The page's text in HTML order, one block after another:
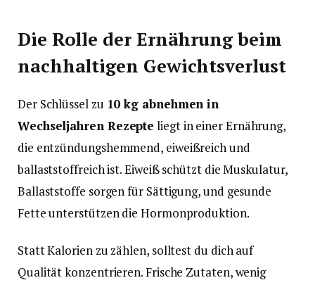
Die Rolle der Ernährung beim
nachhaltigen Gewichtsverlust
Der Schlüssel zu 10 kg abnehmen in
Wechseljahren Rezepte liegt in einer Ernährung,
die entzündungshemmend, eiweißreich und
ballaststoffreich ist. Eiweiß schützt die Muskulatur,
Ballaststoffe sorgen für Sättigung, und gesunde
Fette unterstützen die Hormonproduktion.
Statt Kalorien zu zählen, solltest du dich auf
Qualität konzentrieren. Frische Zutaten, wenig